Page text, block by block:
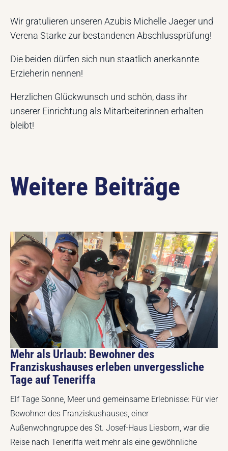
Wir gratulieren unseren Azubis Michelle Jaeger und
Verena Starke zur bestandenen Abschlussprüfung!
Die beiden dürfen sich nun staatlich anerkannte
Erzieherin nennen!
Herzlichen Glückwunsch und schön, dass ihr
unserer Einrichtung als Mitarbeiterinnen erhalten
bleibt!
Weitere Beiträge
Mehr als Urlaub: Bewohner des
Franziskushauses erleben unvergessliche
Tage auf Teneriffa
Elf Tage Sonne, Meer und gemeinsame Erlebnisse: Für vier
Bewohner des Franziskushauses, einer
Außenwohngruppe des St. Josef-Haus Liesborn, war die
Reise nach Teneriffa weit mehr als eine gewöhnliche